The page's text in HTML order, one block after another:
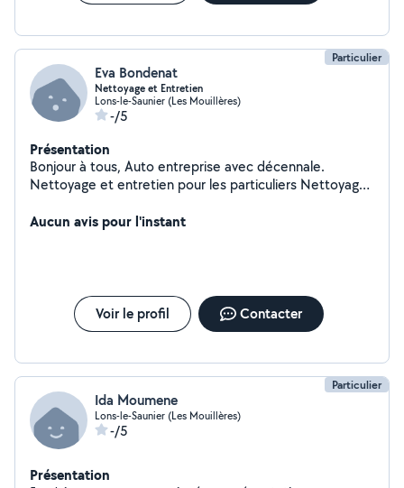
Particulier
Eva Bondenat
Nettoyage et Entretien
Lons-le-Saunier (Les Mouillères)
-/5
Présentation
Bonjour à tous, Auto entreprise avec décennale.
Nettoyage et entretien pour les particuliers Nettoyage
occasionnel : déménagement / petit travaux ect.
Aucun avis pour l'instant
Voir le profil Contacter
Particulier
Ida Moumene
Lons-le-Saunier (Les Mouillères)
-/5
Présentation